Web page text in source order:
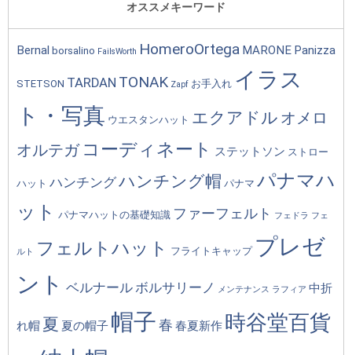
オススメキーワード
Bernal borsalino FailsWorth HomeroOrtega MARONE Panizza
STETSON TARDAN TONAK Zapf お手入れ イラス
ト・写真 ウエスタンハット エクアドル オメロ
オルテガ コーディネート ステットソン ストロー
ハット ハンチングハンチング帽 パナマ パナマハ
ット
パナマハットの基礎知識 ファーフェルト フェドラ フェ
ルト フェルトハット フライトキャップ プレゼ
ント ベルナールボルサリーノ メンテナンス ラフィア 中折
れ帽 夏 夏の帽子 帽子春 春夏新作 時谷堂百貨